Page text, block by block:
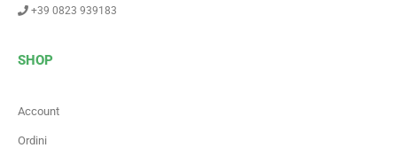
+39 0823 939183
SHOP
Account
Ordini